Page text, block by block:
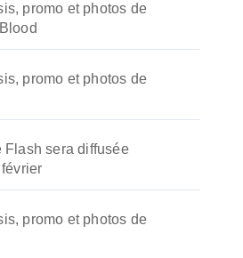
promo et photos de
promo et photos de
Flash sera diffusée
promo et photos de